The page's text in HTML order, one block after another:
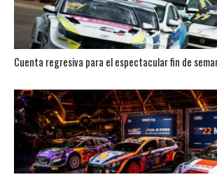
Cuenta regresiva para el espectacular fin de